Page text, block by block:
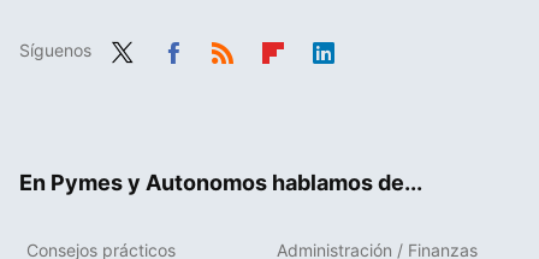
Síguenos
En Pymes y Autonomos hablamos de...
Consejos prácticos Administración / Finanzas